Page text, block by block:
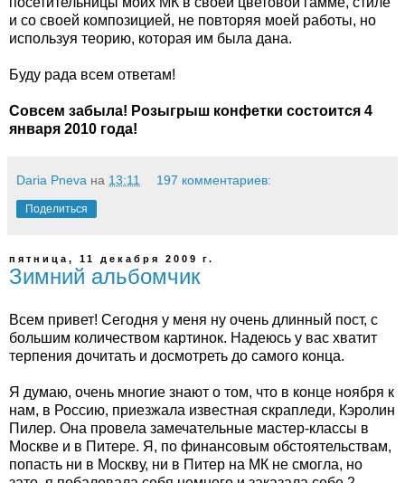
и со своей композицией, не повторяя моей работы, но
используя теорию, которая им была дана.
Буду рада всем ответам!
Совсем забыла! Розыгрыш конфетки состоится 4
января 2010 года!
Daria Pneva на 13:11 197 комментариев:
Поделиться
пятница, 11 декабря 2009 г.
Зимний альбомчик
Всем привет! Сегодня у меня ну очень длинный пост, с
большим количеством картинок. Надеюсь у вас хватит
терпения дочитать и досмотреть до самого конца.
Я думаю, очень многие знают о том, что в конце ноября к
нам, в Россию, приезжала известная скрапледи, Кэролин
Пилер. Она провела замечательные мастер-классы в
Москве и в Питере. Я, по финансовым обстоятельствам,
попасть ни в Москву, ни в Питер на МК не смогла, но